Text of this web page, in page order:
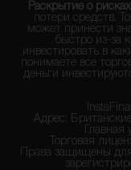
Раскрытие о
потери средств.
может принести
быстро из-за
инвестировать в
понимаете все
деньги
Адрес:
Торговая
Права защищены